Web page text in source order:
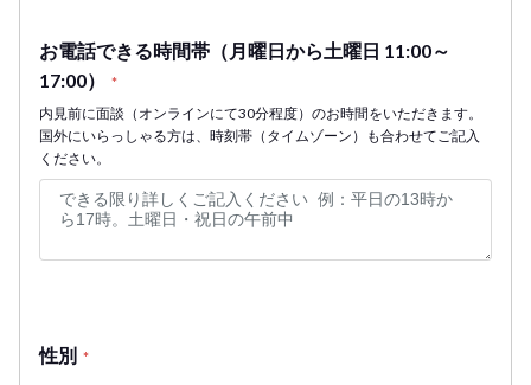
お電話できる時間帯（月曜日から土曜日 11:00～
17:00）
*
内見前に面談（オンラインにて30分程度）のお時間をいただきます。
国外にいらっしゃる方は、時刻帯（タイムゾーン）も合わせてご記入
ください。
性別 *